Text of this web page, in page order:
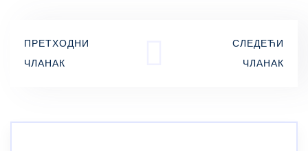
ПРЕТХОДНИ
ЧЛАНАК
СЛЕДЕЋИ
ЧЛАНАК